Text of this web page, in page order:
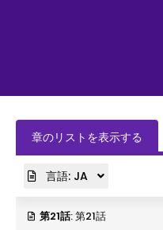
章のリストを表示する
言語: JA
第21話: 第21話